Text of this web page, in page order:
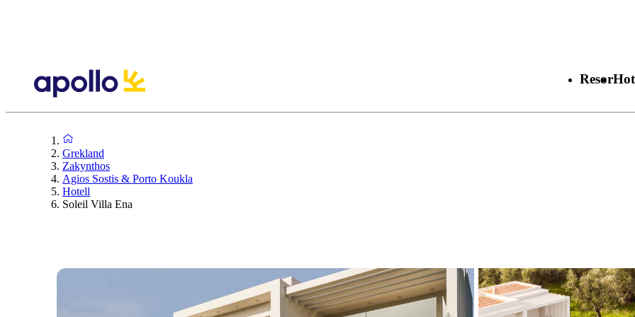
Resor
Grekland
Zakynthos
Agios Sostis & Porto Koukla
Hotell
Soleil Villa Ena